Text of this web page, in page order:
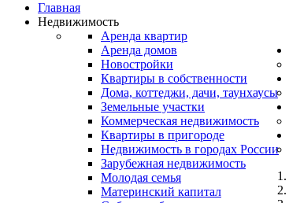
Главная
Недвижимость
Аренда квартир
Аренда домов
Новостройки
Квартиры в собственности
Дома, коттеджи, дачи, таунхаусы
Земельные участки
Коммерческая недвижимость
Квартиры в пригороде
Недвижимость в городах России
Зарубежная недвижимость
Молодая семья
Материнский капитал